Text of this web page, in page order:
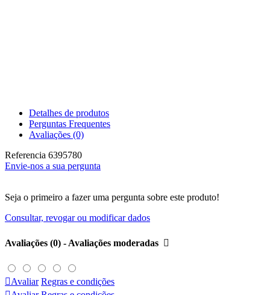
Detalhes de produtos
Perguntas Frequentes
Avaliações (0)
Referencia 6395780
Envie-nos a sua pergunta
Seja o primeiro a fazer uma pergunta sobre este produto!
Consultar, revogar ou modificar dados
Avaliações (0) - Avaliações moderadas 
Avaliar Regras e condições